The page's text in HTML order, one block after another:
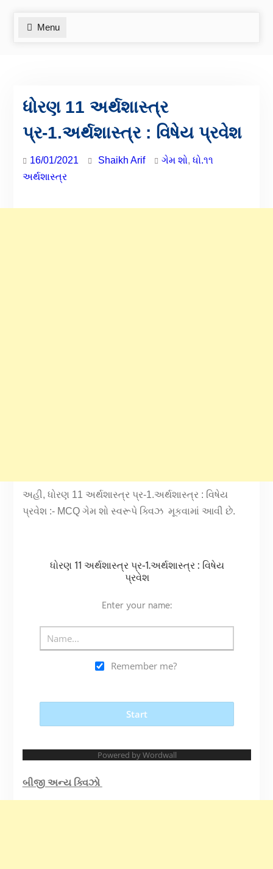
Menu
ધોરણ 11 અર્થશાસ્ત્ર
પ્ર-1.અર્થશાસ્ત્ર : વિષેય પ્રવેશ
16/01/2021 Shaikh Arif ગેમ શો, ધો.૧૧
અર્થશાસ્ત્ર
અહી, ધોરણ 11 અર્થશાસ્ત્ર પ્ર-1.અર્થશાસ્ત્ર : વિષેય
પ્રવેશ :- MCQ ગેમ શો સ્વરૂપે ક્વિઝ મૂકવામાં આવી છે.
બીજી અન્ય ક્વિઝો